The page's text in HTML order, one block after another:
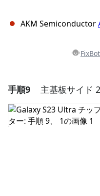
AKM Semiconductor
コ
コメントを追加
手順9 主基板サイド